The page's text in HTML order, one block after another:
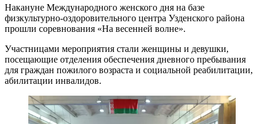
Накануне Международного женского дня на базе
физкультурно-оздоровительного центра Узденского района
прошли соревнования «На весенней волне».
Участницами мероприятия стали женщины и девушки,
посещающие отделения обеспечения дневного пребывания
для граждан пожилого возраста и социальной реабилитации,
абилитации инвалидов.